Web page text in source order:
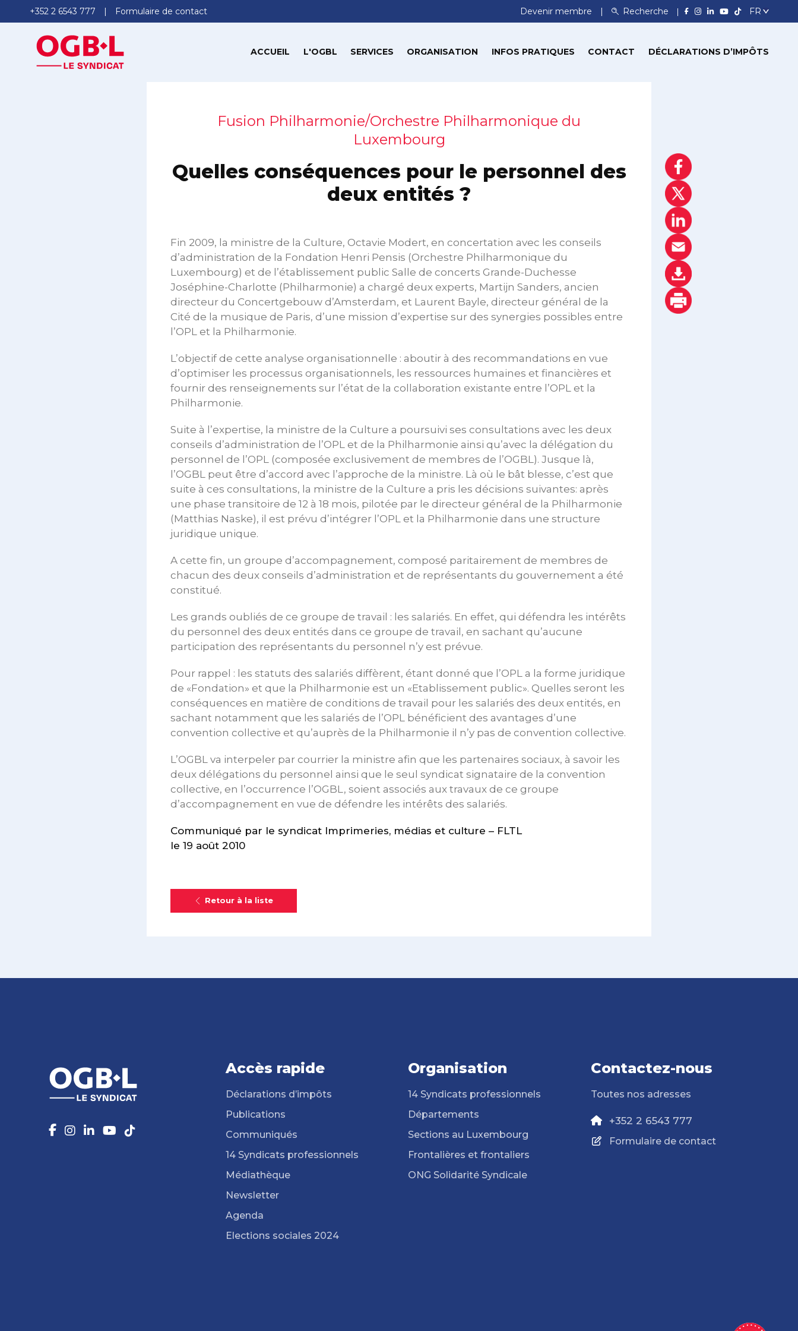
+352 2 6543 777 Formulaire de contact Devenir membre Recherche
ACCUEIL L'OGBL SERVICES ORGANISATION INFOS PRATIQUES CONTACT DÉCLARATIONS D’IMPÔTS
Fusion Philharmonie/Orchestre Philharmonique du
Luxembourg
Quelles conséquences pour le personnel des
deux entités ?
Fin 2009, la ministre de la Culture, Octavie Modert, en concertation avec les conseils
d’administration de la Fondation Henri Pensis (Orchestre Philharmonique du
Luxembourg) et de l’établissement public Salle de concerts Grande-Duchesse
Joséphine-Charlotte (Philharmonie) a chargé deux experts, Martijn Sanders, ancien
directeur du Concertgebouw d’Amsterdam, et Laurent Bayle, directeur général de la
Cité de la musique de Paris, d’une mission d’expertise sur des synergies possibles entre
l’OPL et la Philharmonie.
L’objectif de cette analyse organisationnelle : aboutir à des recommandations en vue
d’optimiser les processus organisationnels, les ressources humaines et financières et
fournir des renseignements sur l’état de la collaboration existante entre l’OPL et la
Philharmonie.
Suite à l’expertise, la ministre de la Culture a poursuivi ses consultations avec les deux
conseils d’administration de l’OPL et de la Philharmonie ainsi qu’avec la délégation du
personnel de l’OPL (composée exclusivement de membres de l’OGBL). Jusque là,
l’OGBL peut être d’accord avec l’approche de la ministre. Là où le bât blesse, c’est que
suite à ces consultations, la ministre de la Culture a pris les décisions suivantes: après
une phase transitoire de 12 à 18 mois, pilotée par le directeur général de la Philharmonie
(Matthias Naske), il est prévu d’intégrer l’OPL et la Philharmonie dans une structure
juridique unique.
A cette fin, un groupe d’accompagnement, composé paritairement de membres de
chacun des deux conseils d’administration et de représentants du gouvernement a été
constitué.
Les grands oubliés de ce groupe de travail : les salariés. En effet, qui défendra les intérêts
du personnel des deux entités dans ce groupe de travail, en sachant qu’aucune
participation des représentants du personnel n’y est prévue.
Pour rappel : les statuts des salariés diffèrent, étant donné que l’OPL a la forme juridique
de «Fondation» et que la Philharmonie est un «Etablissement public». Quelles seront les
conséquences en matière de conditions de travail pour les salariés des deux entités, en
sachant notamment que les salariés de l’OPL bénéficient des avantages d’une
convention collective et qu’auprès de la Philharmonie il n’y pas de convention collective.
L’OGBL va interpeler par courrier la ministre afin que les partenaires sociaux, à savoir les
deux délégations du personnel ainsi que le seul syndicat signataire de la convention
collective, en l’occurrence l’OGBL, soient associés aux travaux de ce groupe
d’accompagnement en vue de défendre les intérêts des salariés.
Communiqué par le syndicat Imprimeries, médias et culture – FLTL
le 19 août 2010
Retour à la liste
Accès rapide
Déclarations d’impôts
Publications
Communiqués
14 Syndicats professionnels
Médiathèque
Newsletter
Agenda
Elections sociales 2024
Organisation
14 Syndicats professionnels
Départements
Sections au Luxembourg
Frontalières et frontaliers
ONG Solidarité Syndicale
Contactez-nous
Toutes nos adresses
+352 2 6543 777
Formulaire de contact